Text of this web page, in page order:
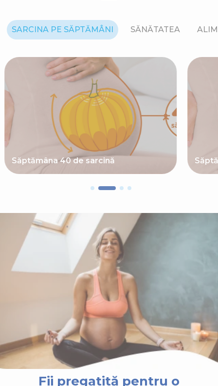
SARCINA PE SĂPTĂMÂNI SĂNĂTATEA
Săptămâna 40 de sarcină
Fii pregatită pentru o